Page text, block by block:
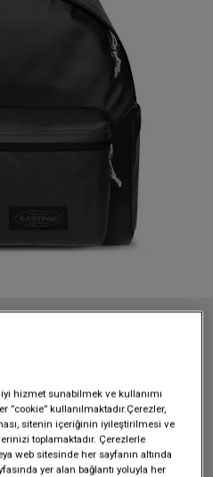
BLACK2 SIRT
hizmet sunabilmek ve kullanımı
”cookie” kullanılmaktadır.Çerezler,
sitenin içeriğinin iyileştirilmesi ve
toplamaktadır. Çerezlerle
web sitesinde her sayfanın altında
yer alan bağlantı yoluyla her